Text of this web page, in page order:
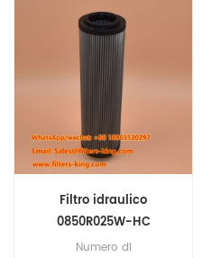
Filtro idraulico
0850R025W-HC
0850R025WHC
Numero di